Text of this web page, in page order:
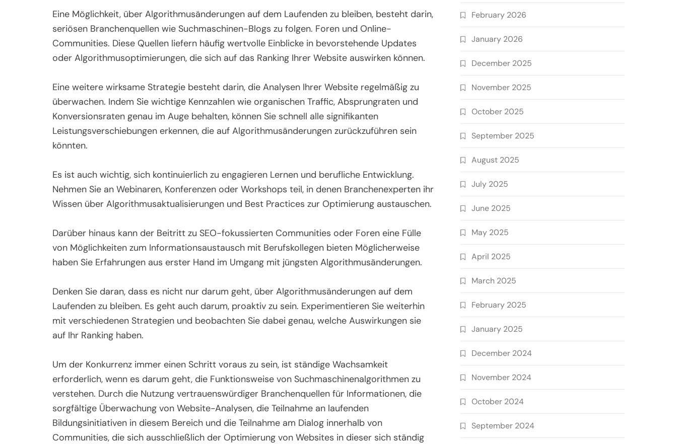
Eine Möglichkeit, über Algorithmusänderungen auf dem Laufenden zu bleiben, besteht darin,
seriösen Branchenquellen wie Suchmaschinen-Blogs zu folgen. Foren und Online-
Communities. Diese Quellen liefern häufig wertvolle Einblicke in bevorstehende Updates
oder Algorithmusoptimierungen, die sich auf das Ranking Ihrer Website auswirken können.
Eine weitere wirksame Strategie besteht darin, die Analysen Ihrer Website regelmäßig zu
überwachen. Indem Sie wichtige Kennzahlen wie organischen Traffic, Absprungraten und
Konversionsraten genau im Auge behalten, können Sie schnell alle signifikanten
Leistungsverschiebungen erkennen, die auf Algorithmusänderungen zurückzuführen sein
könnten.
Es ist auch wichtig, sich kontinuierlich zu engagieren Lernen und berufliche Entwicklung.
Nehmen Sie an Webinaren, Konferenzen oder Workshops teil, in denen Branchenexperten ihr
Wissen über Algorithmusaktualisierungen und Best Practices zur Optimierung austauschen.
Darüber hinaus kann der Beitritt zu SEO-fokussierten Communities oder Foren eine Fülle
von Möglichkeiten zum Informationsaustausch mit Berufskollegen bieten Möglicherweise
haben Sie Erfahrungen aus erster Hand im Umgang mit jüngsten Algorithmusänderungen.
Denken Sie daran, dass es nicht nur darum geht, über Algorithmusänderungen auf dem
Laufenden zu bleiben. Es geht auch darum, proaktiv zu sein. Experimentieren Sie weiterhin
mit verschiedenen Strategien und beobachten Sie dabei genau, welche Auswirkungen sie
auf Ihr Ranking haben.
Um der Konkurrenz immer einen Schritt voraus zu sein, ist ständige Wachsamkeit
erforderlich, wenn es darum geht, die Funktionsweise von Suchmaschinenalgorithmen zu
verstehen. Durch die Nutzung vertrauenswürdiger Branchenquellen für Informationen, die
sorgfältige Überwachung von Website-Analysen, die Teilnahme an laufenden
Bildungsinitiativen in diesem Bereich und die Teilnahme am Dialog innerhalb von
Communities, die sich ausschließlich der Optimierung von Websites in dieser sich ständig
February 2026
January 2026
December 2025
November 2025
October 2025
September 2025
August 2025
July 2025
June 2025
May 2025
April 2025
March 2025
February 2025
January 2025
December 2024
November 2024
October 2024
September 2024